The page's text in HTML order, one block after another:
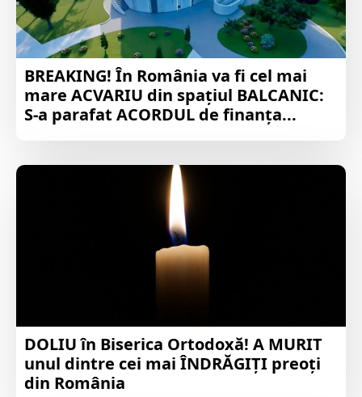
BREAKING! În România va fi cel mai
mare ACVARIU din spațiul BALCANIC:
S-a parafat ACORDUL de finanța...
DOLIU în Biserica Ortodoxă! A MURIT
unul dintre cei mai ÎNDRĂGIȚI preoți
din România